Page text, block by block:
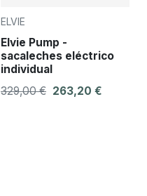
ELVIE
Elvie Pump -
sacaleches eléctrico
individual
329,00 € 263,20 €